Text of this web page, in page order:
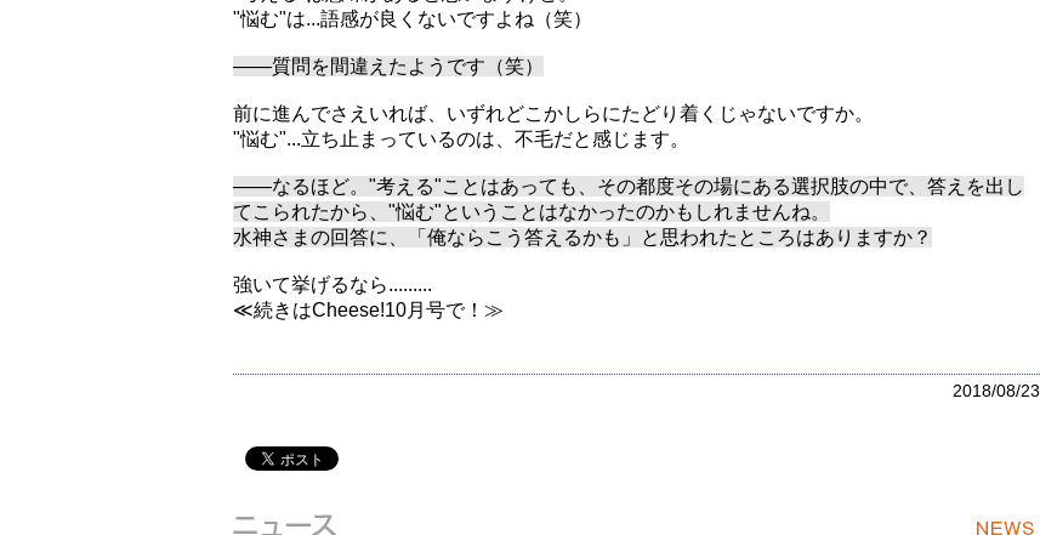
"悩む"は...語感が良くないですよね（笑）
――質問を間違えたようです（笑）
前に進んでさえいれば、いずれどこかしらにたどり着くじゃないですか。
"悩む"...立ち止まっているのは、不毛だと感じます。
――なるほど。"考える"ことはあっても、その都度その場にある選択肢の中で、答えを出し
てこられたから、"悩む"ということはなかったのかもしれませんね。
水神さまの回答に、「俺ならこう答えるかも」と思われたところはありますか？
強いて挙げるなら.........
≪続きはCheese!10月号で！≫
2018/08/23